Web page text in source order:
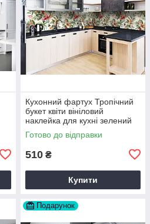
Кухонний фартух Тропічний
букет квіти вініловий
наклейка для кухні зелений
60х200 см Happy Pocket
Z180244
Готово до відправки
510 ₴
Купити
Подарунок